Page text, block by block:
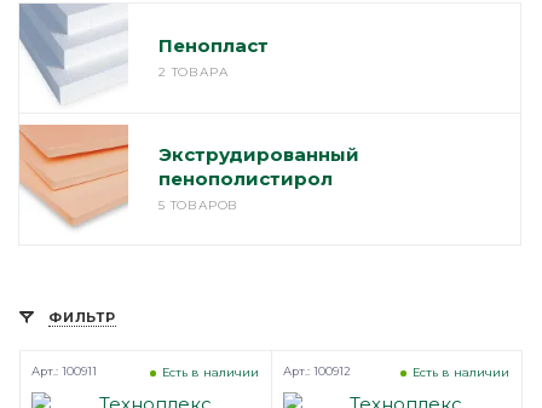
Пенопласт
2 ТОВАРА
Экструдированный
пенополистирол
5 ТОВАРОВ
ФИЛЬТР
Есть в наличии
Арт.: 100911 Есть в наличии
Арт.: 100912